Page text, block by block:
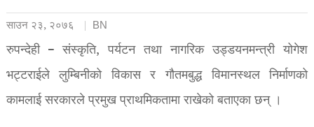
साउन २३, २०७६ BN
रुपन्देही – संस्कृति, पर्यटन तथा नागरिक उड्डयनमन्त्री योगेश
भट्टराईले लुम्बिनीको विकास र गौतमबुद्ध विमानस्थल निर्माणको
कामलाई सरकारले प्रमुख प्राथमिकतामा राखेको बताएका छन् ।